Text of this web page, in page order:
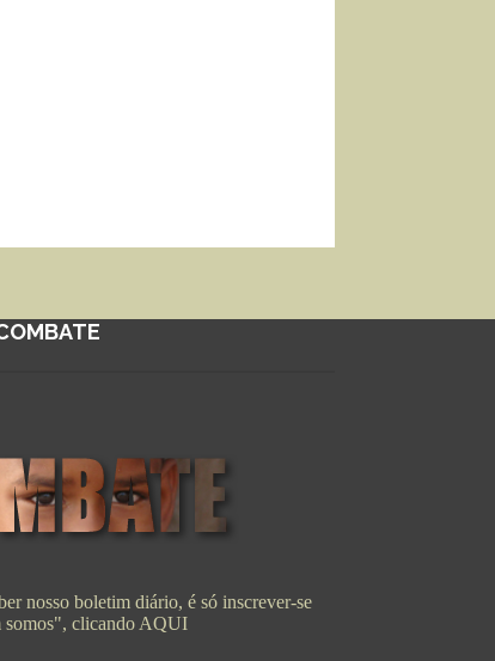
nosso boletim diário, é só inscrever-se
somos", clicando AQUI